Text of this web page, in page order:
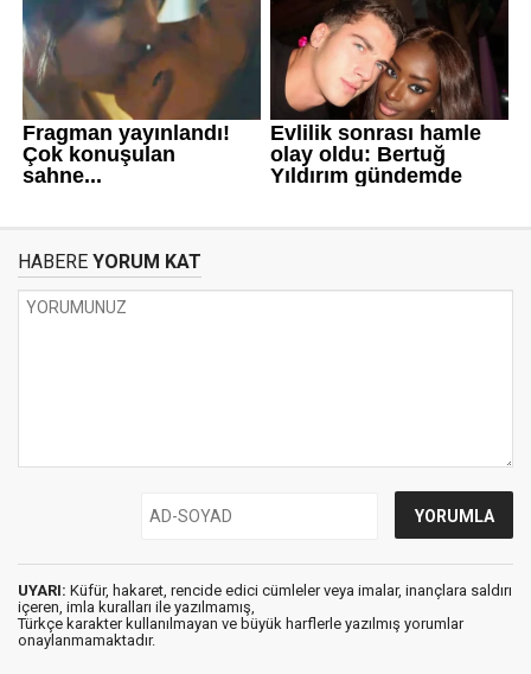
HABERE YORUM KAT
UYARI: Küfür, hakaret, rencide edici cümleler veya imalar, inançlara saldırı
içeren, imla kuralları ile yazılmamış,
Türkçe karakter kullanılmayan ve büyük harflerle yazılmış yorumlar
onaylanmamaktadır.